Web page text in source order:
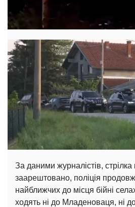
За даними журналістів,
заарештовано, поліція
найближчих до місця бійні
ходять ні до Младеноваця, ні